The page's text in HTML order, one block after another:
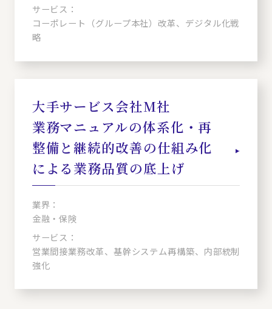
サービス：
コーポレート（グループ本社）改革、デジタル化戦
略
大手サービス会社M社
業務マニュアルの体系化・再
整備と継続的改善の仕組み化
による業務品質の底上げ
業界：
金融・保険
サービス：
営業間接業務改革、基幹システム再構築、内部統制
強化